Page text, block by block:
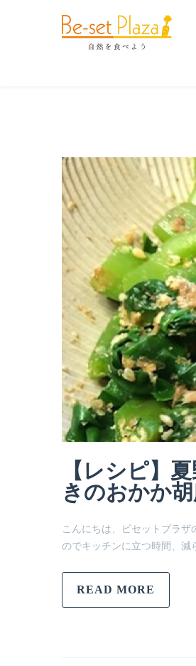
【レシピ】
きのおかか胡
こんにちは、ビセットプラ
のでキッチンに立つ時間、減
READ MORE